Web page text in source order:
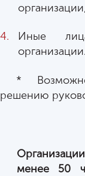
организации,
Иные
организации.
*
решению
менее 50